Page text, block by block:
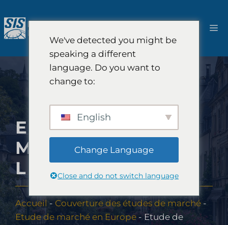
au
contenu
ETUDE DE
MARCHÉ AU
LUXEMBOURG
Accueil- Couverture des études de marché -
Etude de marché en Europe-Etude de
We've detected you might be
speaking a different
language. Do you want to
change to:
English
Change Language
Close and do not switch language